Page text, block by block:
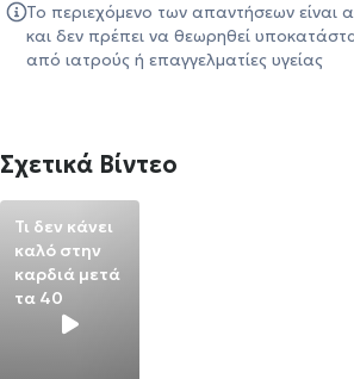
Το περιεχόμενο των απαντήσεων είναι
και δεν πρέπει να θεωρηθεί
από ιατρούς ή επαγγελματίες υγείας
Σχετικά Βίντεο
Τι δεν κάνει
καλό στην
καρδιά μετά
τα 40